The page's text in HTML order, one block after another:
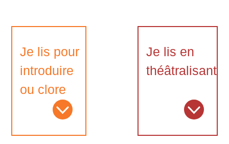
Je lis pour
introduire
ou clore
Je lis en
théâtralisant